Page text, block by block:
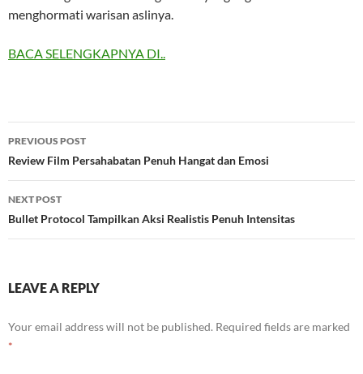
menghormati warisan aslinya.
BACA SELENGKAPNYA DI..
Post
navigation
PREVIOUS POST
Review Film Persahabatan Penuh Hangat dan Emosi
NEXT POST
Bullet Protocol Tampilkan Aksi Realistis Penuh Intensitas
LEAVE A REPLY
Your email address will not be published. Required fields are marked
*